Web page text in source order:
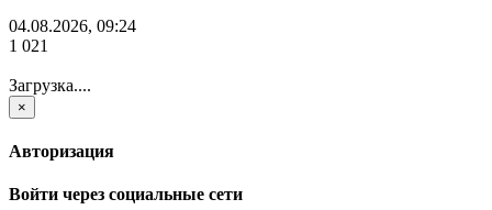
04.08.2026, 09:24
1 021
Загрузка....
×
Авторизация
Войти через социальные сети